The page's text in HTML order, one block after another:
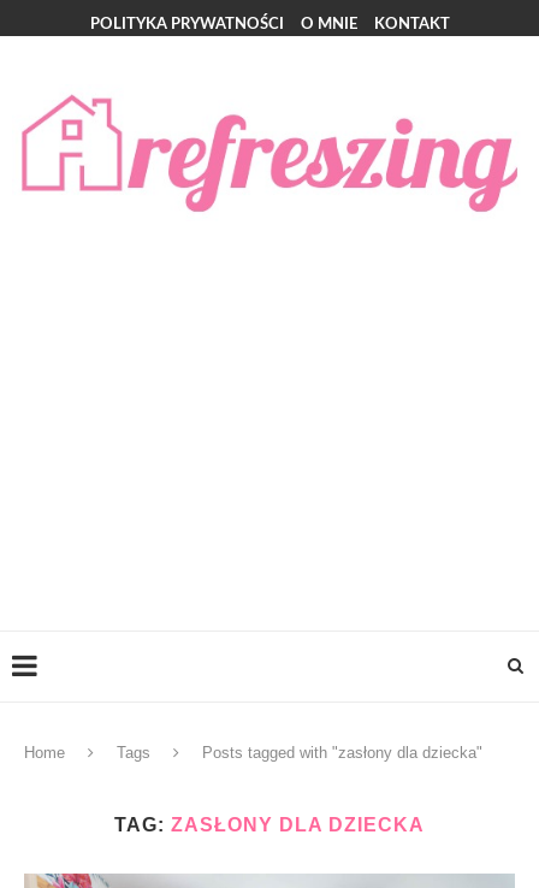
POLITYKA PRYWATNOŚCI O MNIE KONTAKT
Home Tags Posts tagged with "zasłony dla dziecka"
TAG: ZASŁONY DLA DZIECKA